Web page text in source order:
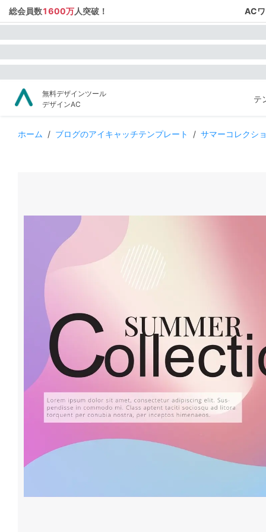
総会員数1600万人突破！ AC
無料デザインツール
デザインAC
テ
ホーム / ブログのアイキャッチテンプレート / サマーコレクシ